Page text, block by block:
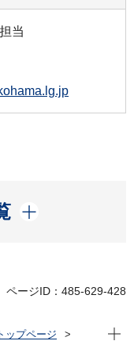
当
ページID：485-629-428
ップページ
現在